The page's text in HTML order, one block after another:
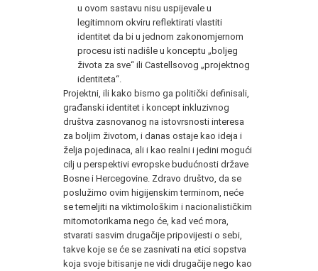
u ovom sastavu nisu uspijevale u
legitimnom okviru reflektirati vlastiti
identitet da bi u jednom zakonomjernom
procesu isti nadišle u konceptu „boljeg
života za sve“ ili Castellsovog „projektnog
identiteta“.
Projektni, ili kako bismo ga politički definisali,
građanski identitet i koncept inkluzivnog
društva zasnovanog na istovrsnosti interesa
za boljim životom, i danas ostaje kao ideja i
želja pojedinaca, ali i kao realni i jedini mogući
cilj u perspektivi evropske budućnosti države
Bosne i Hercegovine. Zdravo društvo, da se
poslužimo ovim higijenskim terminom, neće
se temeljiti na viktimološkim i nacionalističkim
mitomotorikama nego će, kad već mora,
stvarati sasvim drugačije pripovijesti o sebi,
takve koje se će se zasnivati na etici sopstva
koja svoje bitisanje ne vidi drugačije nego kao